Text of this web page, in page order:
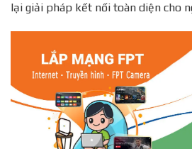
lại giải pháp kết nối toàn diện cho